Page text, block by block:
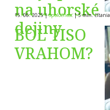
Štúra I.
triedy –
Martin M.
Šimečka
na uhorské
dejiny
15. 06. 2025| Spoločnosť |5 min. čítania
BOL TISO
VRAHOM?